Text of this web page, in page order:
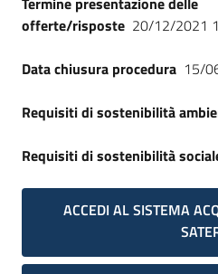
offerte/risposte 20/12/2021
Data chiusura procedura 15/
Requisiti di sostenibilità
Requisiti di sostenibilità
ACCEDI AL SISTEMA